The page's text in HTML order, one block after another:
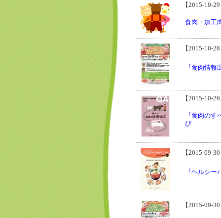
【2015-10-
食肉・加工
【2015-10-
『食肉情
【2015-10-
『食肉の
び
【2015-09-
『ヘルシ
【2015-09-